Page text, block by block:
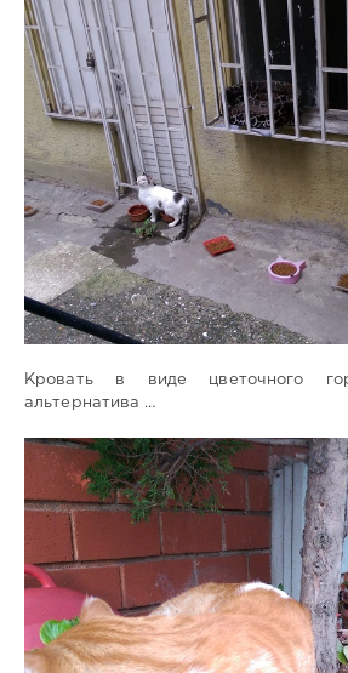
Кровать в виде цветочного
альтернатива …